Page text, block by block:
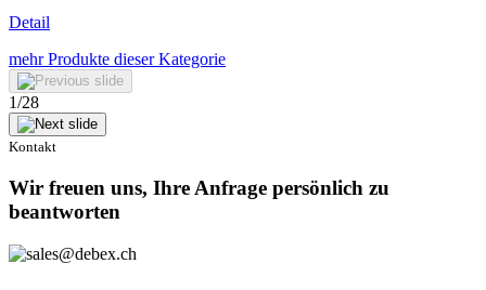
Detail
mehr Produkte dieser Kategorie
1/28
Kontakt
Wir freuen uns, Ihre Anfrage persönlich zu
beantworten